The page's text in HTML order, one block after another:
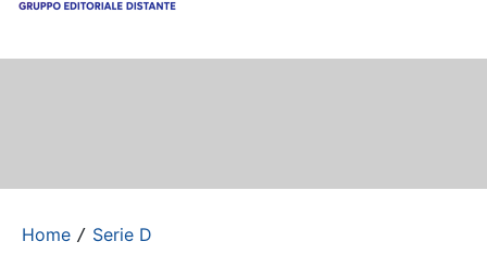
Home / Serie D